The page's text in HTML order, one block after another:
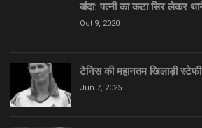
बांदा: पत्नी का कटा सिर लेकर
Oct 9, 2020
टेनिस की महानतम खिलाड़ी
Jun 7, 2025